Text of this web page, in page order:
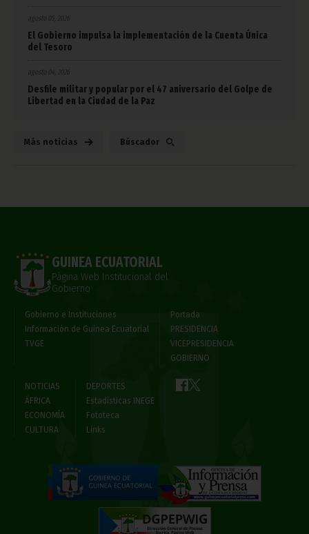
agosto 05, 2026
El Gobierno impulsa la implementación de la Cuenta Única
del Tesoro
agosto 04, 2026
Desfile militar y popular por el 47 aniversario del Golpe de
Libertad en la Ciudad de la Paz
Más noticias Búscador
GUINEA ECUATORIAL
Página Web Institucional del
Gobierno
Gobierno e Instituciones
Información de Guinea Ecuatorial
TVGE
Portada
PRESIDENCIA
VICEPRESIDENCIA
GOBIERNO
NOTICIAS
ÁFRICA
ECONOMÍA
CULTURA
DEPORTES
Estadísticas INEGE
Fototeca
Links